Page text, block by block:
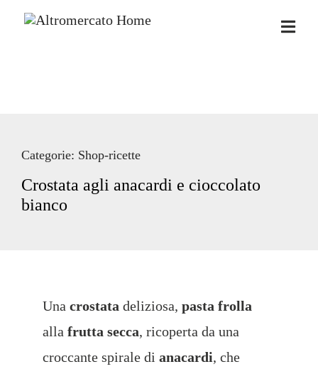
NEWS
Salta
Categorie: Shop-ricette
Crostata agli anacardi e cioccolato
bianco
Una crostata deliziosa, pasta frolla
alla frutta secca, ricoperta da una
croccante spirale di anacardi, che